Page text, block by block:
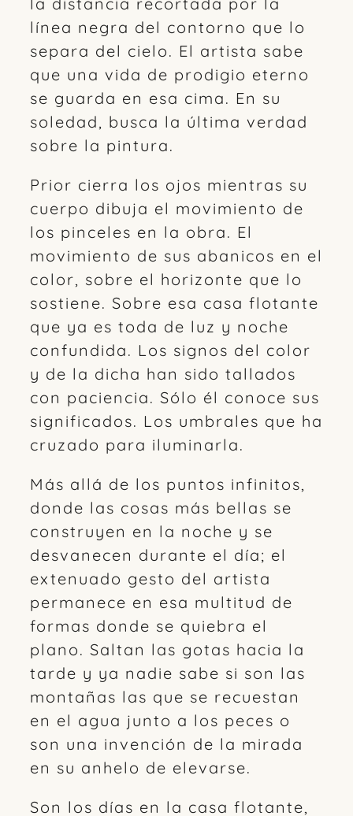
línea negra del contorno que lo
separa del cielo. El artista sabe
que una vida de prodigio eterno
se guarda en esa cima. En su
soledad, busca la última verdad
sobre la pintura.
Prior cierra los ojos mientras su
cuerpo dibuja el movimiento de
los pinceles en la obra. El
movimiento de sus abanicos en el
color, sobre el horizonte que lo
sostiene. Sobre esa casa flotante
que ya es toda de luz y noche
confundida. Los signos del color
y de la dicha han sido tallados
con paciencia. Sólo él conoce sus
significados. Los umbrales que ha
cruzado para iluminarla.
Más allá de los puntos infinitos,
donde las cosas más bellas se
construyen en la noche y se
desvanecen durante el día; el
extenuado gesto del artista
permanece en esa multitud de
formas donde se quiebra el
plano. Saltan las gotas hacia la
tarde y ya nadie sabe si son las
montañas las que se recuestan
en el agua junto a los peces o
son una invención de la mirada
en su anhelo de elevarse.
Son los días en la casa flotante,